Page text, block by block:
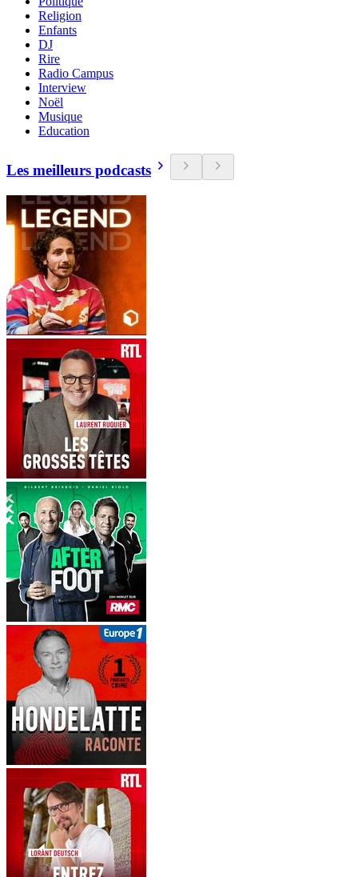
Religion
Enfants
DJ
Rire
Radio Campus
Interview
Noël
Musique
Education
Les meilleurs podcasts